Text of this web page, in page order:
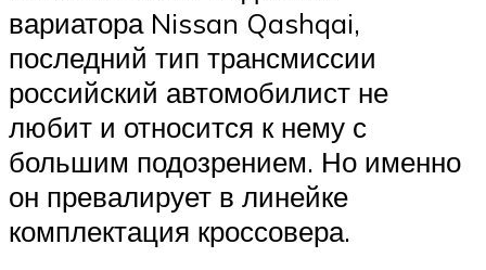
вариатора Nissan Qashqai,
последний тип трансмиссии
российский автомобилист не
любит и относится к нему с
большим подозрением. Но именно
он превалирует в линейке
комплектация кроссовера.